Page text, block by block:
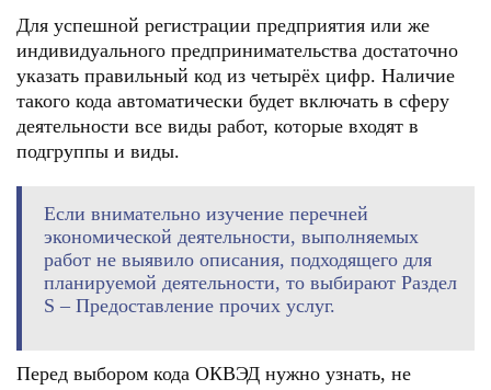
Для успешной регистрации предприятия или же
индивидуального предпринимательства достаточно
указать правильный код из четырёх цифр. Наличие
такого кода автоматически будет включать в сферу
деятельности все виды работ, которые входят в
подгруппы и виды.
Если внимательно изучение перечней
экономической деятельности, выполняемых
работ не выявило описания, подходящего для
планируемой деятельности, то выбирают Раздел
S – Предоставление прочих услуг.
Перед выбором кода ОКВЭД нужно узнать, не